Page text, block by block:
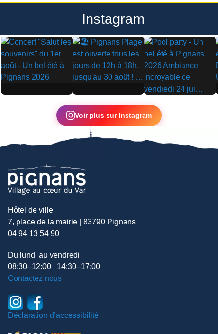
Instagram
▶ ▶
▶
Voir plus sur Instagram
Hôtel de ville
7, place de la mairie | 83790 Pignans
04 94 13 54 90
Du lundi au vendredi
08:30–12:00 | 14:30–17:00
Contactez nous
Déclaration d’accessibilité